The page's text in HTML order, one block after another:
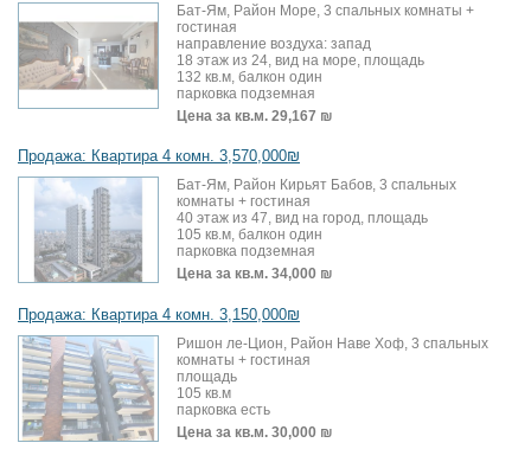
Бат-Ям, Район Море, 3 спальных комнаты +
гостиная
направление воздуха: запад
18 этаж из 24, вид на море, площадь
132 кв.м, балкон один
парковка подземная
Цена за кв.м. 29,167 ₪
Продажа: Квартира 4 комн. 3,570,000₪
Бат-Ям, Район Кирьят Бабов, 3 спальных
комнаты + гостиная
40 этаж из 47, вид на город, площадь
105 кв.м, балкон один
парковка подземная
Цена за кв.м. 34,000 ₪
Продажа: Квартира 4 комн. 3,150,000₪
Ришон ле-Цион, Район Наве Хоф, 3 спальных
комнаты + гостиная
площадь
105 кв.м
парковка есть
Цена за кв.м. 30,000 ₪